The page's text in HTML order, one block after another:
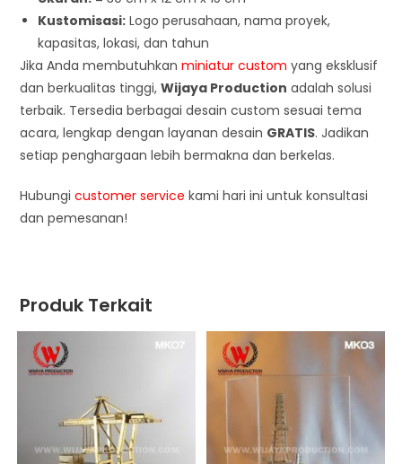
Kustomisasi: Logo perusahaan, nama proyek,
kapasitas, lokasi, dan tahun
Jika Anda membutuhkanminiatur custom yang eksklusif
dan berkualitas tinggi,Wijaya Production adalah solusi
terbaik. Tersedia berbagai desain custom sesuai tema
acara, lengkap dengan layanan desain GRATIS. Jadikan
setiap penghargaan lebih bermakna dan berkelas.
Hubungicustomer service kami hari ini untuk konsultasi
dan pemesanan!
Produk Terkait